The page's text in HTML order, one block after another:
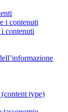
i contenuti
contenuti
type)